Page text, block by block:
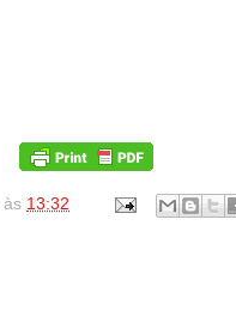
às 13:32